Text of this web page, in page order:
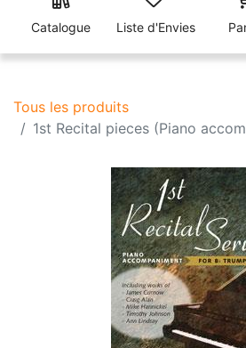
Catalogue Liste d'Envies
Tous les produits
1st Recital pieces (Piano